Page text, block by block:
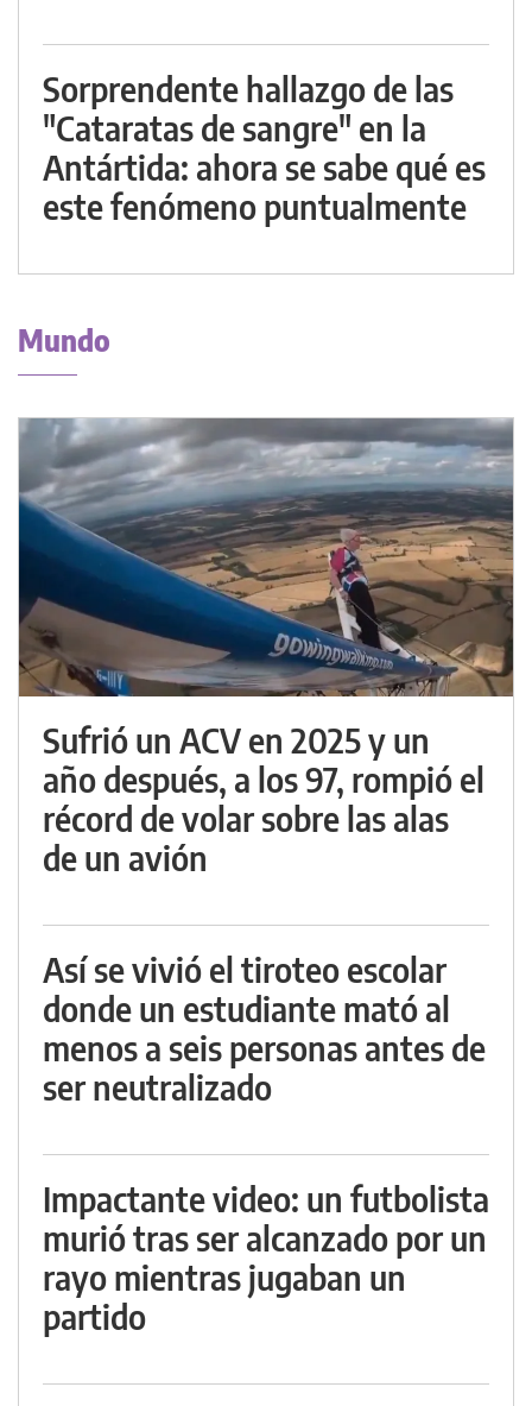
Sorprendente hallazgo de las
"Cataratas de sangre" en la
Antártida: ahora se sabe qué es
este fenómeno puntualmente
Mundo
Sufrió un ACV en 2025 y un
año después, a los 97, rompió el
récord de volar sobre las alas
de un avión
Así se vivió el tiroteo escolar
donde un estudiante mató al
menos a seis personas antes de
ser neutralizado
Impactante video: un futbolista
murió tras ser alcanzado por un
rayo mientras jugaban un
partido